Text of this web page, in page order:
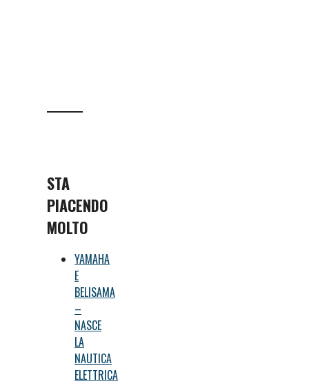
STA
PIACENDO
MOLTO
YAMAHA
E
BELISAMA
–
NASCE
LA
NAUTICA
ELETTRICA